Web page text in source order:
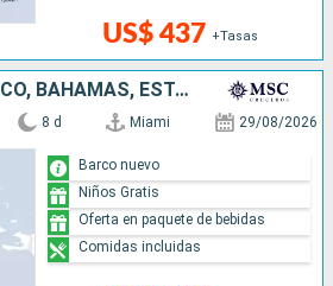
US$ 437 +Tasas
HONDURAS, MÉXICO, BAHAMAS, ESTADOS UNIDOS
8 d Miami 29/08/2026
Barco nuevo
Niños Gratis
Oferta en paquete de bebidas
Comidas incluidas